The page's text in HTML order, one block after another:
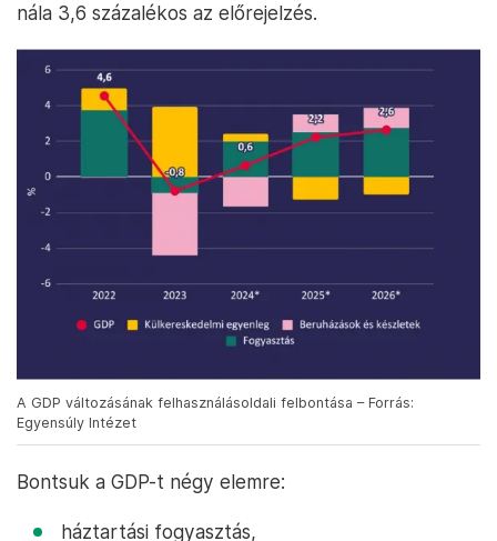
nála 3,6 százalékos az előrejelzés.
A GDP változásának felhasználásoldali felbontása – Forrás:
Egyensúly Intézet
Bontsuk a GDP-t négy elemre:
háztartási fogyasztás,